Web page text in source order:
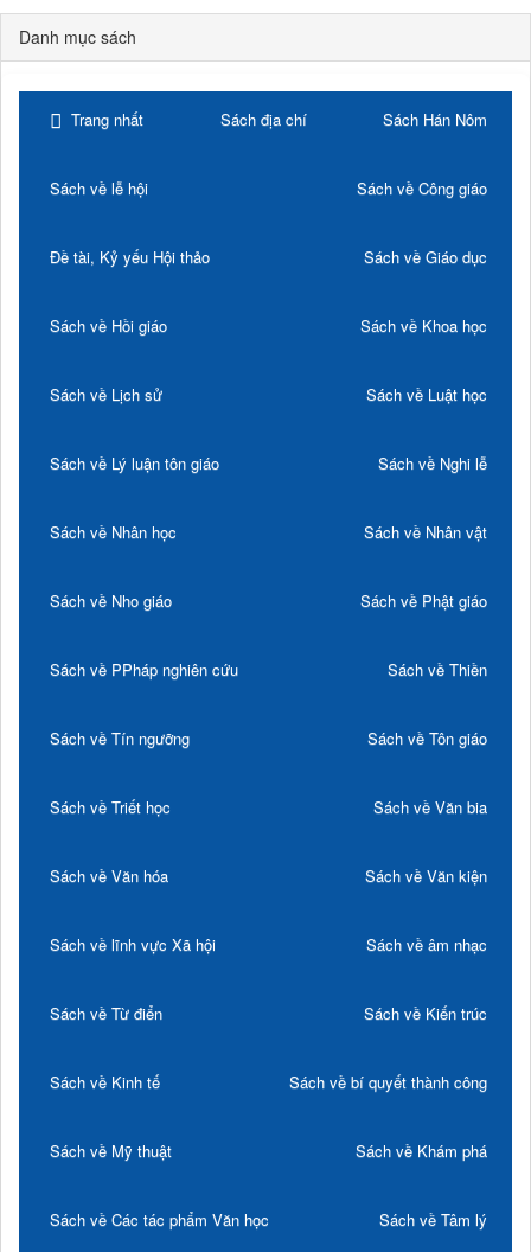
Danh mục sách
Trang nhất Sách địa chí Sách Hán Nôm
Sách về lễ hội Sách về Công giáo
Đề tài, Kỷ yếu Hội thảo Sách về Giáo dục
Sách về Hồi giáo Sách về Khoa học
Sách về Lịch sử Sách về Luật học
Sách về Lý luận tôn giáo Sách về Nghi lễ
Sách về Nhân học Sách về Nhân vật
Sách về Nho giáo Sách về Phật giáo
Sách về PPháp nghiên cứu Sách về Thiền
Sách về Tín ngưỡng Sách về Tôn giáo
Sách về Triết học Sách về Văn bia
Sách về Văn hóa Sách về Văn kiện
Sách về lĩnh vực Xã hội Sách về âm nhạc
Sách về Từ điển Sách về Kiến trúc
Sách về Kinh tế Sách về bí quyết thành công
Sách về Mỹ thuật Sách về Khám phá
Sách về Các tác phẩm Văn học Sách về Tâm lý